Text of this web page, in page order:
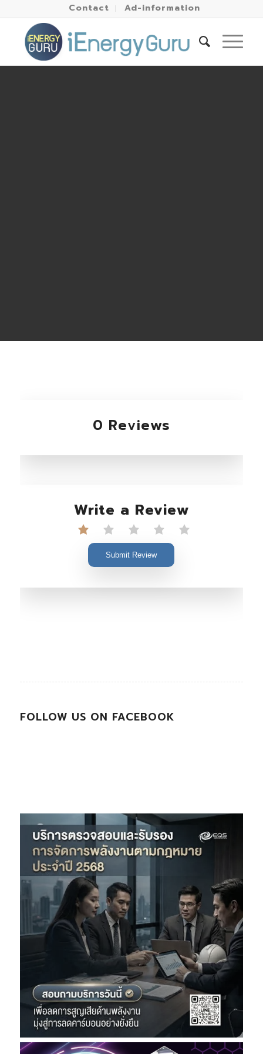
Contact Ad-information
0 Reviews
Write a Review
Submit Review
FOLLOW US ON FACEBOOK